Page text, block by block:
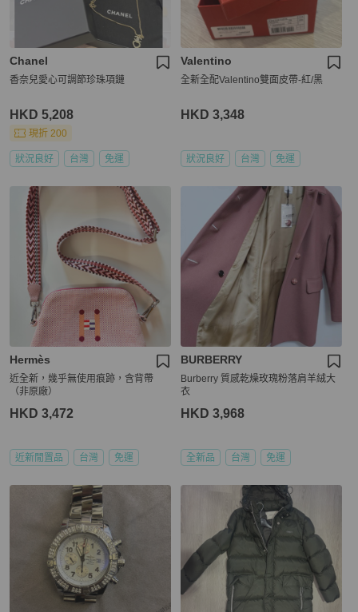
Chanel
香奈兒愛心可調節珍珠項鏈
HKD 5,208
現折 200
狀況良好 台灣 免運
Valentino
全新全配Valentino雙面皮帶-紅/黑
HKD 3,348
狀況良好 台灣 免運
Hermès
近全新，幾乎無使用痕跡，含背帶
（非原廠）
HKD 3,472
近新閒置品 台灣 免運
BURBERRY
Burberry 質感乾燥玫瑰粉落肩羊絨大
衣
HKD 3,968
全新品 台灣 免運